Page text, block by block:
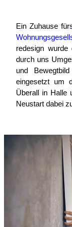
Ein Zuhause
redesign wurde
durch uns
und
eingesetzt um
Überall in Halle
Neustart dabei